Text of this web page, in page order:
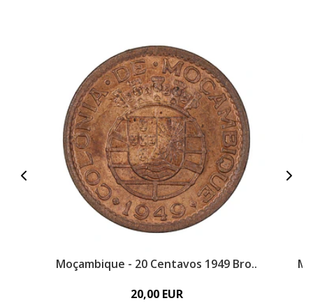
Moçambique - 20 Centavos 1949 Bro..
20,00 EUR